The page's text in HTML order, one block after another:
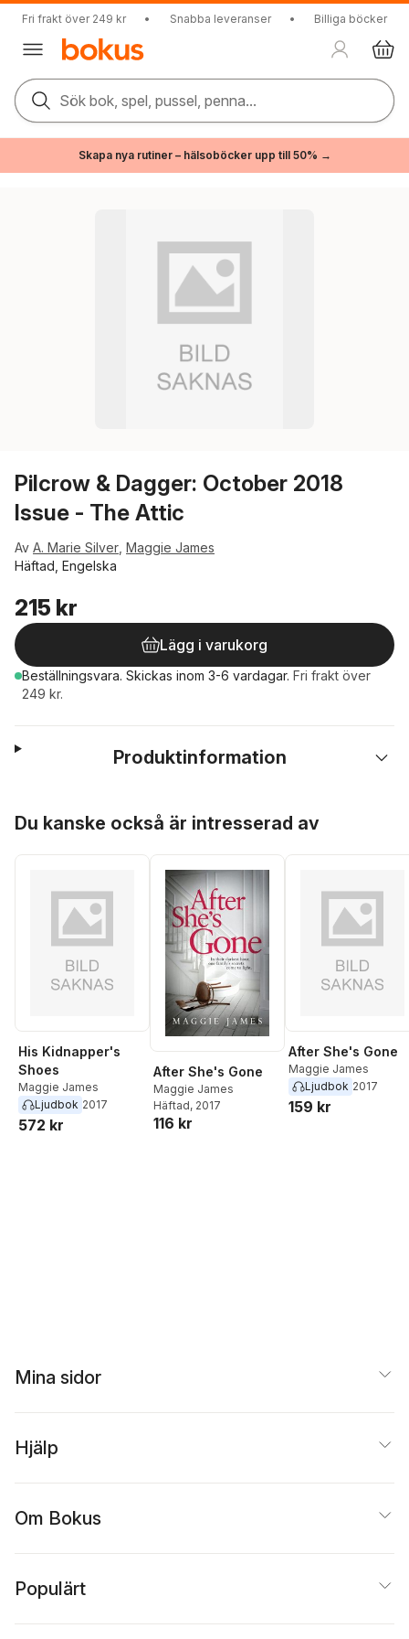
Fri frakt över 249 kr • Snabba leveranser • Billiga böcker
Sök bok, spel, pussel, penna...
Skapa nya rutiner – hälsoböcker upp till 50% →
Pilcrow & Dagger: October 2018
Issue - The Attic
Av A. Marie Silver Maggie James
Häftad, Engelska
215 kr
Lägg i varukorg
Beställningsvara. Skickas inom 3-6 vardagar. Fri frakt över
249 kr.
Produktinformation
Du kanske också är intresserad av
His Kidnapper's
Shoes
Maggie James
Ljudbok 2017
572 kr
After She's Gone
Maggie James
Häftad, 2017
116 kr
After She's Gone
Maggie James
Ljudbok 2017
159 kr
Mina sidor
Hjälp
Om Bokus
Populärt